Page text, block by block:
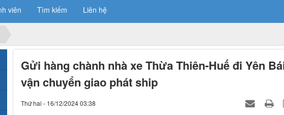
viên Tìm kiếm Liên hệ
Gửi hàng chành nhà xe Thừa Thiên-Huế đi Yên
vận chuyển giao phát ship
Thứ hai - 16/12/2024 03:38